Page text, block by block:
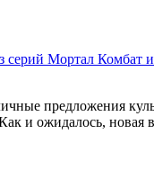
серий Мортал Комбат
предложения
и ожидалось, новая